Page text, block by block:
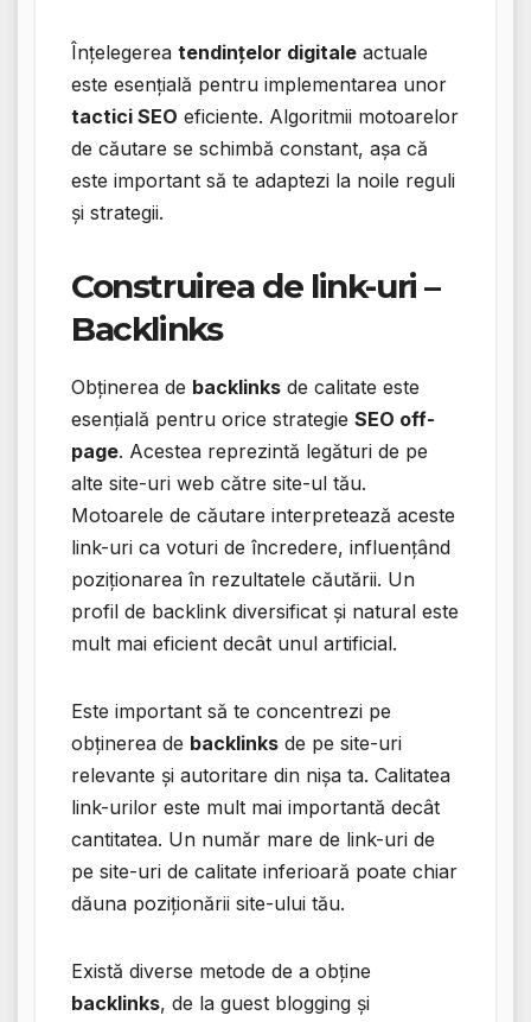
Înțelegerea tendințelor digitale actuale
este esențială pentru implementarea unor
tactici SEO eficiente. Algoritmii motoarelor
de căutare se schimbă constant, așa că
este important să te adaptezi la noile reguli
și strategii.
Construirea de link-uri –
Backlinks
Obținerea de backlinks de calitate este
esențială pentru orice strategie SEO off-
page. Acestea reprezintă legături de pe
alte site-uri web către site-ul tău.
Motoarele de căutare interpretează aceste
link-uri ca voturi de încredere, influențând
poziționarea în rezultatele căutării. Un
profil de backlink diversificat și natural este
mult mai eficient decât unul artificial.
Este important să te concentrezi pe
obținerea de backlinks de pe site-uri
relevante și autoritare din nișa ta. Calitatea
link-urilor este mult mai importantă decât
cantitatea. Un număr mare de link-uri de
pe site-uri de calitate inferioară poate chiar
dăuna poziționării site-ului tău.
Există diverse metode de a obține
backlinks, de la guest blogging și